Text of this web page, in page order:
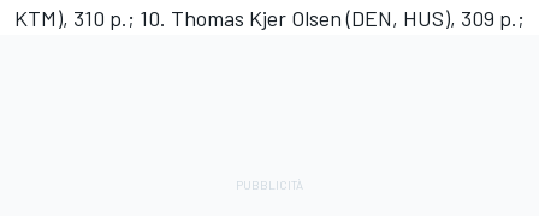
KTM), 310 p.; 10. Thomas Kjer Olsen (DEN, HUS), 309 p.;